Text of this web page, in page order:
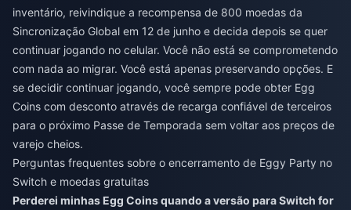
inventário, reivindique a recompensa de 800 moedas da
Sincronização Global em 12 de junho e decida depois se quer
continuar jogando no celular. Você não está se comprometendo
com nada ao migrar. Você está apenas preservando opções. E
se decidir continuar jogando, você sempre pode obter Egg
Coins com desconto através de recarga confiável de terceiros
para o próximo Passe de Temporada sem voltar aos preços de
varejo cheios.
Perguntas frequentes sobre o encerramento de Eggy Party no
Switch e moedas gratuitas
Perderei minhas Egg Coins quando a versão para Switch for